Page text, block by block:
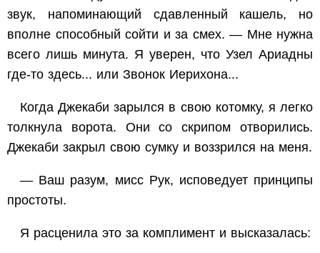
звук, напоминающий сдавленный кашель, но
вполне способный сойти и за смех. — Мне нужна
всего лишь минута. Я уверен, что Узел Ариадны
где-то здесь... или Звонок Иерихона...
Когда Джекаби зарылся в свою котомку, я легко
толкнула ворота. Они со скрипом отворились.
Джекаби закрыл свою сумку и воззрился на меня.
— Ваш разум, мисс Рук, исповедует принципы
простоты.
Я расценила это за комплимент и высказалась: